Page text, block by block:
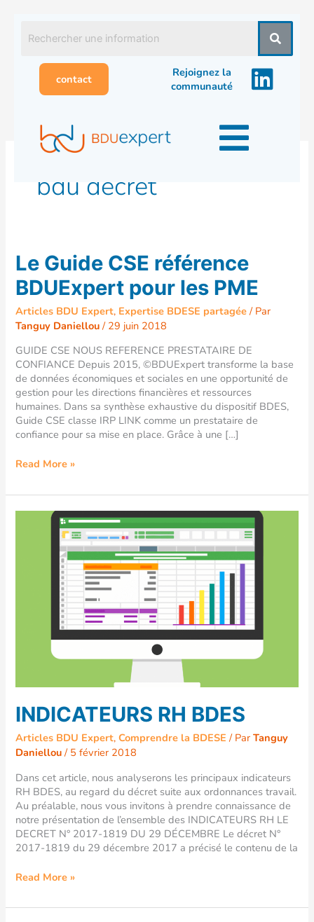
contenu
contact
Rejoignez la
communauté
bdu décret
Le Guide CSE référence
BDUExpert pour les PME
Articles BDU Expert, Expertise BDESE partagée / Par
Tanguy Daniellou/ 29 juin 2018
GUIDE CSE NOUS REFERENCE PRESTATAIRE DE
CONFIANCE Depuis 2015, ©BDUExpert transforme la base
de données économiques et sociales en une opportunité de
gestion pour les directions financières et ressources
humaines. Dans sa synthèse exhaustive du dispositif BDES,
Guide CSE classe IRP LINK comme un prestataire de
confiance pour sa mise en place. Grâce à une […]
Le
Guide
CSE
référence
BDUExpert
pour
PME
Read More »
INDICATEURS RH BDES
Articles BDU Expert,Comprendre la BDESE / ParTanguy
Daniellou/ 5 février 2018
Dans cet article, nous analyserons les principaux indicateurs
RH BDES, au regard du décret suite aux ordonnances travail.
Au préalable, nous vous invitons à prendre connaissance de
notre présentation de l’ensemble des INDICATEURS RH LE
DECRET N° 2017-1819 DU 29 DÉCEMBRE Le décret N°
2017-1819 du 29 décembre 2017 a précisé le contenu de la
INDICATEURS
Read More »